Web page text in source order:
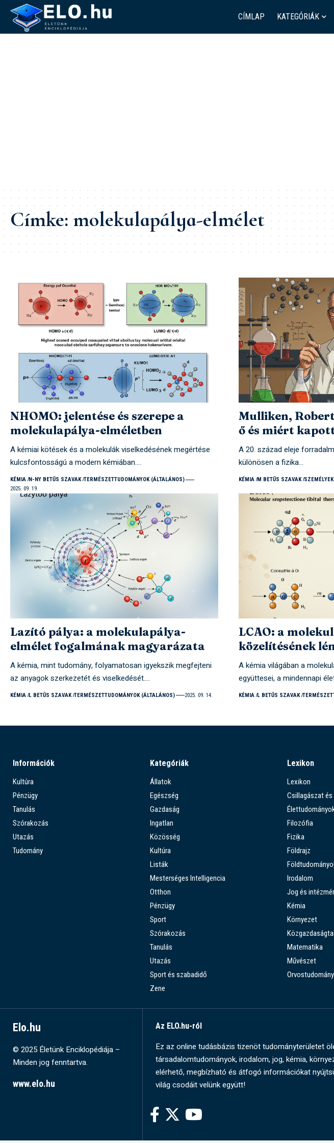
CÍMLAP KATEGÓRIÁK
Címke:molekulapálya-elmélet
NHOMO: jelentése és szerepe a
molekulapálya-elméletben
A kémiai kötések és a molekulák viselkedésének megértése
kulcsfontosságú a modern kémiában.…
KÉMIA N-NY BETŰS SZAVAK TERMÉSZETTUDOMÁNYOK (ÁLTALÁNOS)
2025. 09. 19.
Mulliken,
ő és miért
A 20. század eleje
különösen a fizika…
KÉMIA M BETŰS SZAVAK SZEMÉLYEK
Lazító pálya: a molekulapálya-
elmélet fogalmának magyarázata
A kémia, mint tudomány, folyamatosan igyekszik megfejteni
az anyagok szerkezetét és viselkedését.…
KÉMIA L BETŰS SZAVAK TERMÉSZETTUDOMÁNYOK (ÁLTALÁNOS) 2025. 09. 14.
LCAO: a
közelítésének
A kémia világában a
együttesei, a mindennapi
KÉMIA L BETŰS SZAVAK
Információk
Kultúra
Pénzügy
Tanulás
Szórakozás
Utazás
Tudomány
Kategóriák
Állatok
Egészség
Gazdaság
Ingatlan
Közösség
Kultúra
Listák
Mesterséges Intelligencia
Otthon
Pénzügy
Sport
Szórakozás
Tanulás
Utazás
Sport és szabadidő
Zene
Lexikon
Lexikon
Csillagászat
Filozófia
Fizika
Földrajz
Irodalom
Jog és
Kémia
Környezet
Matematika
Művészet
Orvostudomány
Elo.hu
© 2025 Életünk Enciklopédiája –
Minden jog fenntartva.
www.elo.hu
Az ELO.hu-ról
Ez az online tudásbázis tizenöt tudományterületet
társadalomtudományok, irodalom, jog, kémia,
elérhető, megbízható és átfogó információkat
világ csodáit velünk együtt!